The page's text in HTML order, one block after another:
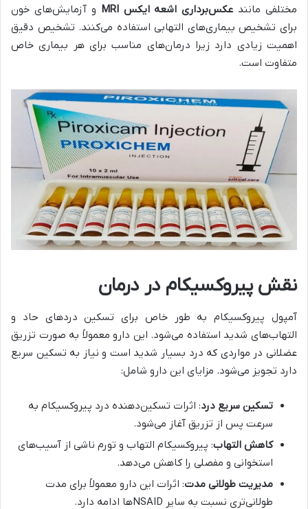
مختلفی مانند عکس‌برداری اشعه ایکس MRI و آزمایش‌های خون
برای تشخیص بیماری‌های التهابی استفاده می‌کنند. تشخیص دقیق
اهمیت زیادی دارد زیرا درمان‌های مناسب برای هر بیماری خاص
متفاوت است.
نقش پیروکسیکام در درمان
آمپول پیروکسیکام به طور خاص برای تسکین دردهای حاد و
التهاب‌های شدید استفاده می‌شود. این دارو معمولاً به صورت تزریق
عضلانی در مواردی که درد بسیار شدید است و نیاز به تسکین سریع
دارد تجویز می‌شود. مزایای این دارو شامل:
تسکین سریع درد: اثرات تسکین‌دهنده درد پیروکسیکام به
سرعت پس از تزریق آغاز می‌شود.
کاهش التهاب: پیروکسیکام التهاب و تورم ناشی از آسیب‌های
استخوانی و مفصلی را کاهش می‌دهد.
مدیریت طولانی مدت: اثرات این دارو معمولاً برای مدت
طولانی‌تری نسبت به سایر NSAID‌ها ادامه دارد.